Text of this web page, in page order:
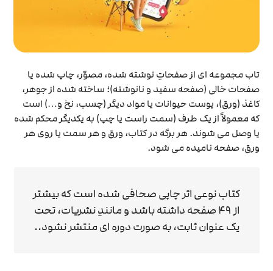
تاب مجموعه ای از صفحاتِ نوشته شده، مصوّر، چاپ شده یا
صفحات خالی (صفحه سفید و نانوشته)؛ ساخته شده از جوهر،
کاغذ (ورق)، پوست حیوانات یا مواد دیگر (چسب، نخ و…) است
که معمولاً از یک طرف (سمت راست یا چپ) به یکدیگر محکم شده
یا وصل می شوند. هر برگه در کتاب، ورق و هر سمت یا روی هر
ورق، صفحه نامیده می شود.
کتاب نوعی اثر چاپی صحافی شده است که بیشتر
از ۴۹ صفحه داشته باشد و مانندِ نشریات، تحت
یک عنوان ثابت، به صورت دوره ای منتشر نشود..